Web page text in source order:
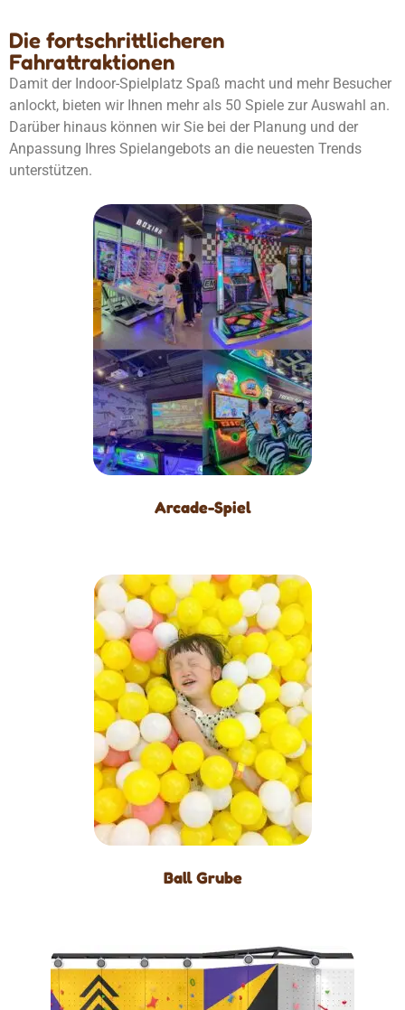
Die fortschrittlicheren
Fahrattraktionen
Damit der Indoor-Spielplatz Spaß macht und mehr Besucher
anlockt, bieten wir Ihnen mehr als 50 Spiele zur Auswahl an.
Darüber hinaus können wir Sie bei der Planung und der
Anpassung Ihres Spielangebots an die neuesten Trends
unterstützen.
Arcade-Spiel
Ball Grube